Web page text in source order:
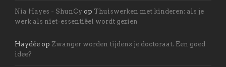
Nia Hayes - ShunCy op Thuiswerken met kinderen: als je
werk als niet-essentiëel wordt gezien
Haydée op Zwanger worden tijdens je doctoraat. Een goed
idee?